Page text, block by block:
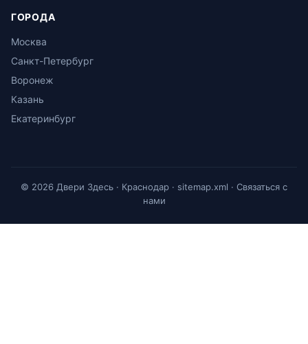
ГОРОДА
Москва
Санкт-Петербург
Воронеж
Казань
Екатеринбург
© 2026 Двери Здесь · Краснодар · sitemap.xml · Связаться с
нами